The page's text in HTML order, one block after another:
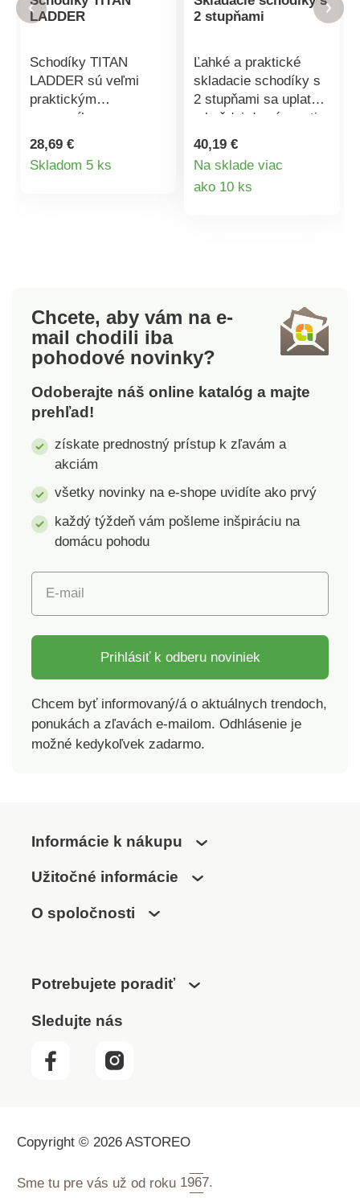
LADDER
Schodíky TITAN
LADDER sú veľmi
praktickým
pomocníkom pre
remeselníkov,
domácich majstrov a
domácnosti. Vďaka
protišmykový povrch
a elastomérové nohy,
ktoré zabraňujú
Schodíky sú
obojstranné, skladacie
zosilnenú
konštrukciu.Nosnosť:
150 kg. Hmotnosť:
3,44 kg. Rozmery:
dĺžka 47 cm, šírka 44
cm, výška 63 cm,
stupienka 36 x 25 cm,
výška prvého
stupienka od zeme 22
cm, výška druhého
stupienka od zeme 44
cm. Materiál: kvalitný,
plast. SchodíkyDo
dielne aj
domácnostiObojstranné
remeselníkov aj
150 kgHmotnosť 3,44
28,69 €
Skladom 5 ks
2 stupňami
Ľahké a praktické
skladacie schodíky s
2 stupňami sa uplatnia
v každej domácnosti.
Ľahko sa prenášajú a
skladujú. S oporou,
stabilnými
protišmykovými
54 x 79 cm,
maximálne zaťaženie
150 kg.
40,19 €
Na sklade viac
ako 10 ks
Chcete, aby vám na e-
mail chodili iba
pohodové novinky?
Odoberajte náš online katalóg a majte
prehľad!
získate prednostný prístup k zľavám a
akciám
všetky novinky na e-shope uvidíte ako prvý
každý týždeň vám pošleme inšpiráciu na
domácu pohodu
E-mail
Prihlásiť k odberu noviniek
Chcem byť informovaný/á o aktuálnych trendoch,
ponukách a zľavách e-mailom. Odhlásenie je
možné kedykoľvek zadarmo.
Informácie k nákupu
Užitočné informácie
O spoločnosti
Potrebujete poradiť
Sledujte nás
Copyright © 2026 ASTOREO
Sme tu pre vás už od roku 1967.